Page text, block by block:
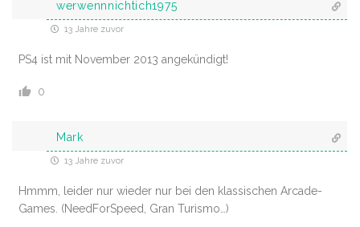
werwennnichtich1975
13 Jahre zuvor
PS4 ist mit November 2013 angekündigt!
0
Mark
13 Jahre zuvor
Hmmm, leider nur wieder nur bei den klassischen Arcade-
Games. (NeedForSpeed, Gran Turismo…)